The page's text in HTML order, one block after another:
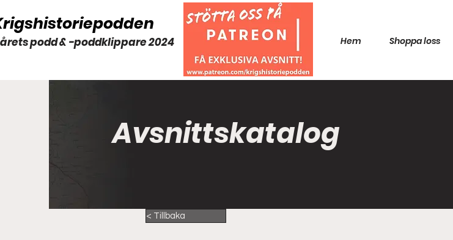
podd & -poddklippare 2024 Hem Shoppa loss
< Tillbaka
Avsnittskatalog